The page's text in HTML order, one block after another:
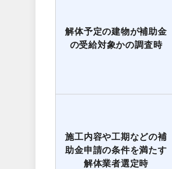
解体予定の建物が補助金
の受給対象かの調査時
施工内容や工期などの補
助金申請の条件を満たす
解体業者選定時